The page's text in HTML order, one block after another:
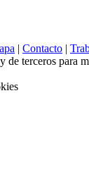
| Contacto |
de terceros para